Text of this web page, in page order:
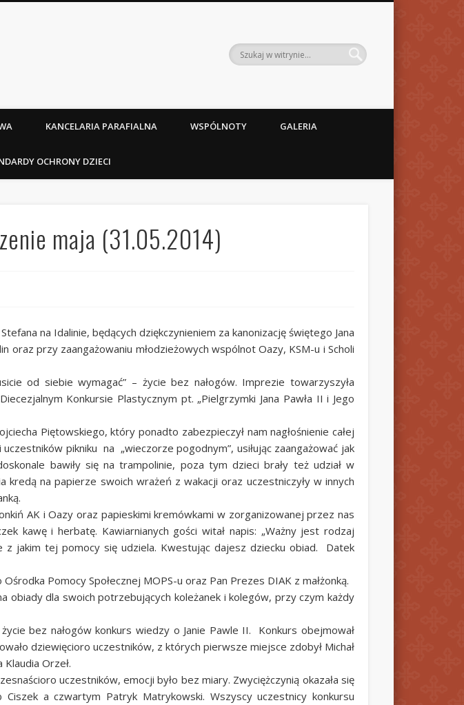
KANCELARIA PARAFIALNA WSPÓLNOTY GALERIA
OCHRONY DZIECI
maja (31.05.2014)
na Idalinie, będących dziękczynieniem za kanonizację świętego Jana
przy zaangażowaniu młodzieżowych wspólnot Oazy, KSM-u i Scholi
od siebie wymagać” – życie bez nałogów. Imprezie towarzyszyła
Konkursie Plastycznym pt. „Pielgrzymki Jana Pawła II i Jego
Piętowskiego, który ponadto zabezpieczył nam nagłośnienie całej
pikniku na „wieczorze pogodnym”, usiłując zaangażować jak
bawiły się na trampolinie, poza tym dzieci brały też udział w
na papierze swoich wrażeń z wakacji oraz uczestniczyły w innych
AK i Oazy oraz papieskimi kremówkami w zorganizowanej przez nas
kawę i herbatę. Kawiarnianych gości witał napis: „Ważny jest rodzaj
tej pomocy się udziela. Kwestując dajesz dziecku obiad. Datek
Pomocy Społecznej MOPS-u oraz Pan Prezes DIAK z małżonką.
obiady dla swoich potrzebujących koleżanek i kolegów, przy czym każdy
bez nałogówkonkurs wiedzy o Janie Pawle II. Konkurs obejmował
dziewięcioro uczestników, z których pierwsze miejsce zdobył Michał
Orzeł.
uczestników, emocji było bez miary. Zwyciężczynią okazała się
a czwartym Patryk Matrykowski. Wszyscy uczestnicy konkursu